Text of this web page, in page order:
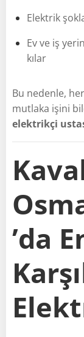
Elektrik
Ev ve iş
kılar
Bu nedenle,
mutlaka işini
elektrikçi
’da